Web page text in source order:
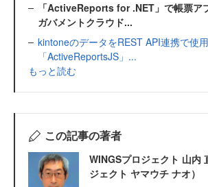
「ActiveReports for .NET」で帳票ア
ガバメントクラウド...
kintoneのデータをREST API連携で使用
「ActiveReportsJS」...
もっと読む
この記事の著者
WINGSプロジェクト 山内
ジェクト ヤマウチ ナオ）